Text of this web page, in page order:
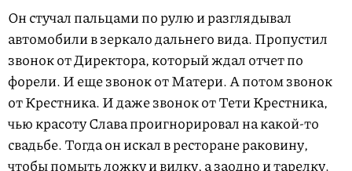
Он стучал пальцами по рулю и разглядывал
автомобили в зеркало дальнего вида. Пропустил
звонок от Директора, который ждал отчет по
форели. И еще звонок от Матери. А потом звонок
от Крестника. И даже звонок от Тети Крестника,
чью красоту Слава проигнорировал на какой-то
свадьбе. Тогда он искал в ресторане раковину,
чтобы помыть ложку и вилку, а заодно и тарелку.